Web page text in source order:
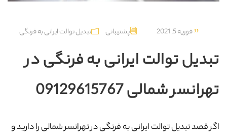
فوریه 5, 2021 پشتیبانی تبدیل توالت ایرانی به فرنگی
تبدیل توالت ایرانی به فرنگی در
تهرانسر شمالی 09129615767
اگر قصد تبدیل توالت ایرانی به فرنگی در تهرانسر شمالی را دارید و